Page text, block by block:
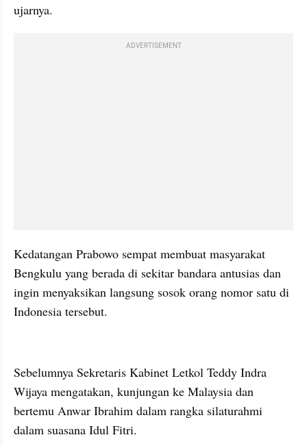
ujarnya.
ADVERTISEMENT
Kedatangan Prabowo sempat membuat masyarakat
Bengkulu yang berada di sekitar bandara antusias dan
ingin menyaksikan langsung sosok orang nomor satu di
Indonesia tersebut.
Sebelumnya Sekretaris Kabinet Letkol Teddy Indra
Wijaya mengatakan, kunjungan ke Malaysia dan
bertemu Anwar Ibrahim dalam rangka silaturahmi
dalam suasana Idul Fitri.